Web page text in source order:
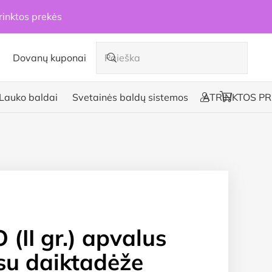
prekės
Dovanų kuponai
baldai Svetainės baldų sistemos ATRINKTOS
(II gr.) apvalus
daiktadėže